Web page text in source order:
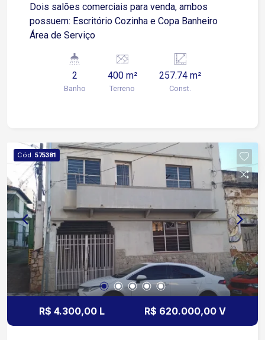
Dois salões comerciais para venda, ambos
possuem: Escritório Cozinha e Copa Banheiro
Área de Serviço
2
Banho
400 m²
Terreno
257.74 m²
Const.
Cód. 575381
R$ 4.300,00 L R$ 620.000,00 V